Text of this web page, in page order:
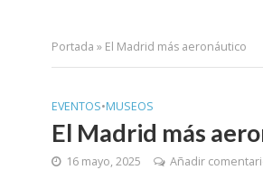
Portada » El Madrid más aeronáutico
EVENTOS•MUSEOS
El Madrid más
16 mayo, 2025
Añadir